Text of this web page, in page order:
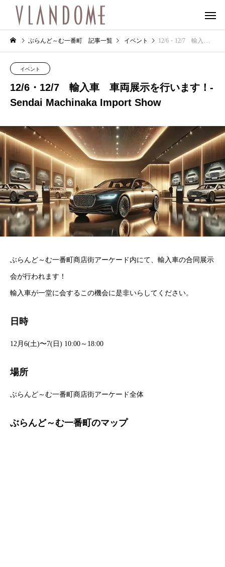
ぶらんど～む一番町 記事一覧 イベント 12/6・12/7 輸入車 車両展示を行います！-Sendai Machinaka Import Show
イベント
12/6・12/7 輸入車 車両展示を行います！-
Sendai Machinaka Import Show
ぶらんど～む一番町商店街アーケード内にて、輸入車の合同展示
会が行われます！
輸入車が一堂に会するこの機会に是非いらしてください。
日時
12月6(土)〜7(日) 10:00～18:00
場所
ぶらんど～む一番町商店街アーケード全体
ぶらんど～む一番町のマップ